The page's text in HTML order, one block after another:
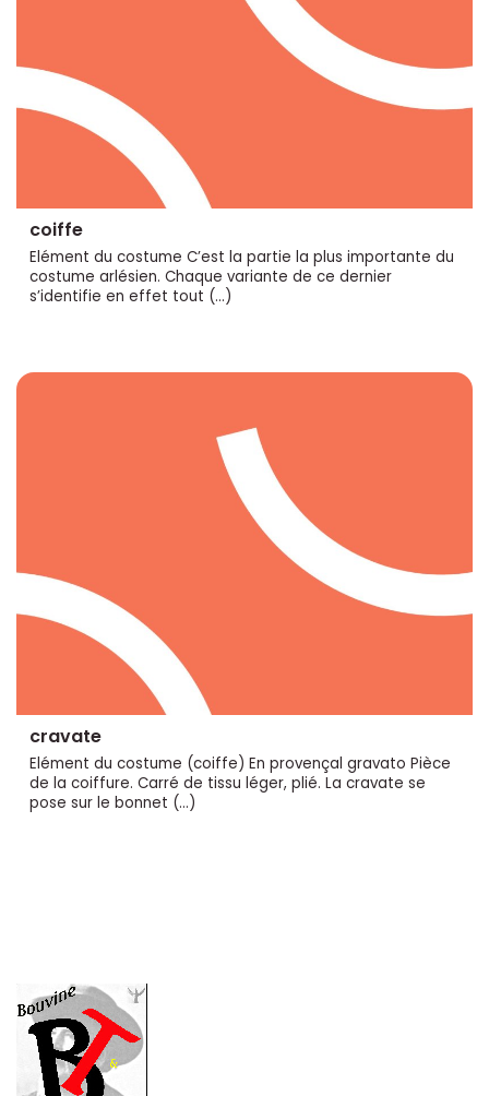
coiffe
Elément du costume C’est la partie la plus importante du
costume arlésien. Chaque variante de ce dernier
s’identifie en effet tout (…)
cravate
Elément du costume (coiffe) En provençal gravato Pièce
de la coiffure. Carré de tissu léger, plié. La cravate se
pose sur le bonnet (…)